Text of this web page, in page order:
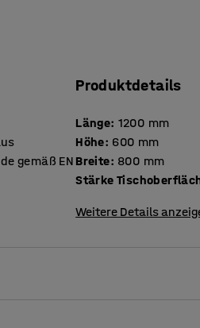
gemäß EN
Produktdetails
Länge: 1200 mm
Höhe: 600 mm
Breite: 800 mm
Stärke
Weitere Details